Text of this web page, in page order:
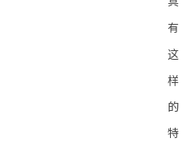
有
这
样
的
特